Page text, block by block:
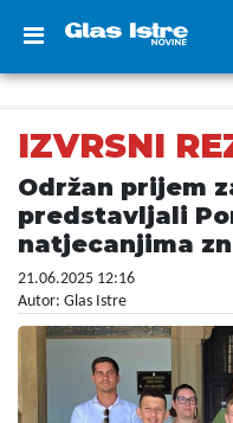
IZVRSNI
Održan prijem
predstavljali
natjecanjima
21.06.2025 12:16
Autor: Glas Istre